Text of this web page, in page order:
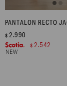
$ 2.990
$ 2.542